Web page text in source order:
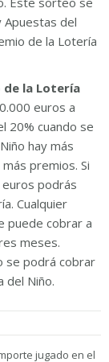
del
de la Lotería
la Lotería
euros a
20% cuando se
hay más
premios. Si
podrás
Cualquier
puede cobrar a
meses.
se podrá cobrar
del Niño.
jugado en el